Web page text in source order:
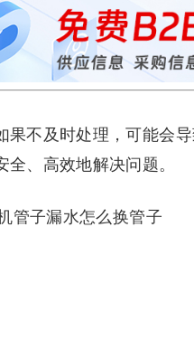
不及时处理，可能会
、高效地解决问题。